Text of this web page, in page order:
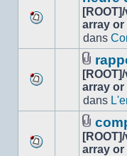
nouveau
message
array or
dans
nouveau
message
joint(s)
array or
dans
joint(s)
array or